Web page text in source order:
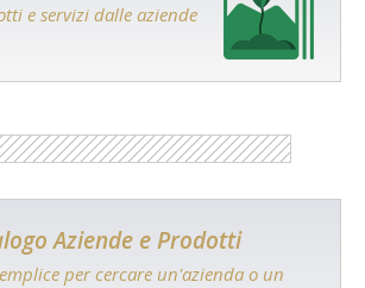
e servizi dalle aziende
Aziende e Prodotti
per cercare un'azienda o un